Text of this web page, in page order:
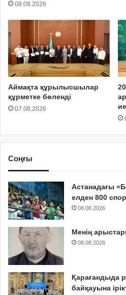
08.08.2026
Аймақта құрылысшылар
құрметке бөленді
07.08.2026
Соңғы
Астанадағы
елден 800
08.08.2026
Менің
08.08.2026
Қарағандыда
байқауына